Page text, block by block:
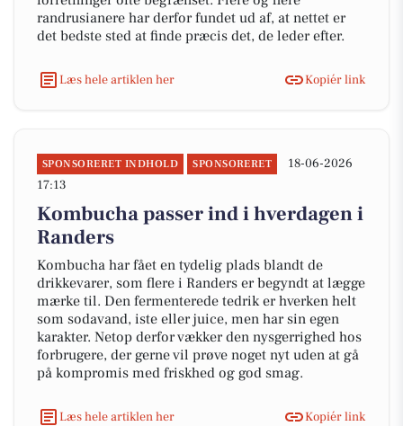
randrusianere har derfor fundet ud af, at nettet er
det bedste sted at finde præcis det, de leder efter.
Læs hele artiklen her Kopiér link
SPONSORERET INDHOLD SPONSORERET
18-06-2026
17:13
Kombucha passer ind i hverdagen i
Randers
Kombucha har fået en tydelig plads blandt de
drikkevarer, som flere i Randers er begyndt at lægge
mærke til. Den fermenterede tedrik er hverken helt
som sodavand, iste eller juice, men har sin egen
karakter. Netop derfor vækker den nysgerrighed hos
forbrugere, der gerne vil prøve noget nyt uden at gå
på kompromis med friskhed og god smag.
Læs hele artiklen her Kopiér link